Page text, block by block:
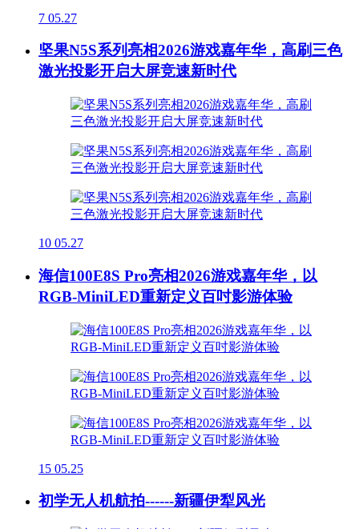
7 05.27
坚果N5S系列亮相2026游戏嘉年华，高刷三色
激光投影开启大屏竞速新时代
10 05.27
海信100E8S Pro亮相2026游戏嘉年华，以
RGB-MiniLED重新定义百吋影游体验
15 05.25
初学无人机航拍------新疆伊犁风光